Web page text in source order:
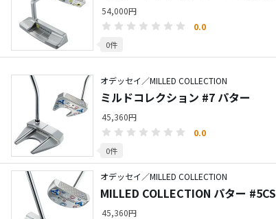
54,000円
0.0
0件
オデッセイ／MILLED COLLECTION
ミルドコレクション #7 パター
45,360円
0.0
0件
オデッセイ／MILLED COLLECTION
MILLED COLLECTION パター #5CS
45,360円